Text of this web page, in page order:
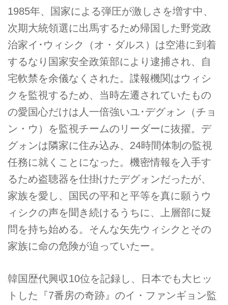
1985年、国家による弾圧が激しさを増す中、
次期大統領選に出馬するため帰国した野党政
治家イ･ウィシク（オ・ダルス）は空港に到着
するなり国家安全政策部により逮捕され、自
宅軟禁を余儀なくされた。諜報機関はウィシ
クを監視するため、当時左遷されていたもの
の愛国心だけは人一倍強いユ･デグォン（チョ
ン・ウ）を監視チームのリーダーに抜擢。デ
グォンは隣家に住み込み、24時間体制の監視
任務に就くことになった。機密情報を入手す
るため盗聴器を仕掛けたデグォンだったが、
家族を愛し、国民の平和と平等を真に願うウ
ィシクの声を聞き続けるうちに、上層部に疑
問を持ち始める。そんな矢先ウィシクとその
家族に命の危険が迫っていたー。
韓国歴代興収10位を記録し、日本でも大ヒッ
トした『7番房の奇跡』のイ・ファンギョン監